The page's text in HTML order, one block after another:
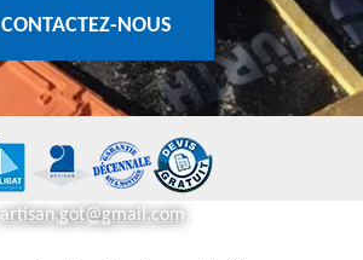
CONTACTEZ-NOUS
artisan.got@gmail.com